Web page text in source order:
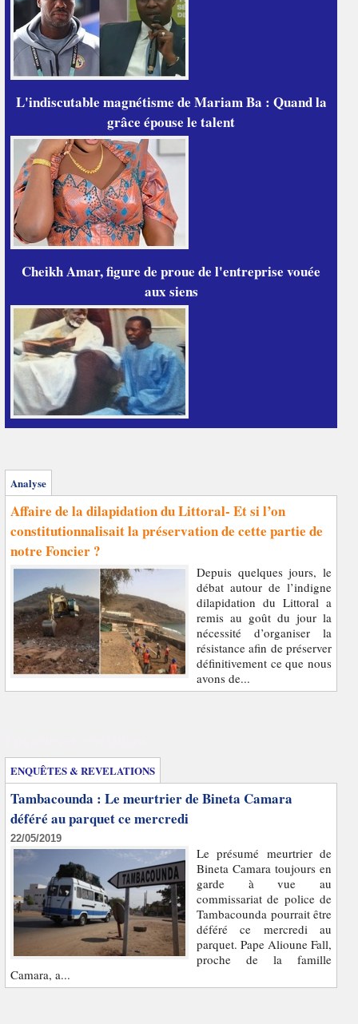
L'indiscutable magnétisme de Mariam Ba : Quand la
grâce épouse le talent
Cheikh Amar, figure de proue de l'entreprise vouée
aux siens
Analyse
Affaire de la dilapidation du Littoral- Et si l’on
constitutionnalisait la préservation de cette partie de
notre Foncier ?
Depuis quelques jours, le
débat autour de l’indigne
dilapidation du Littoral a
remis au goût du jour la
nécessité d’organiser la
résistance afin de préserver
définitivement ce que nous
avons de...
ENQUÊTES & REVELATIONS
Tambacounda : Le meurtrier de Bineta Camara
déféré au parquet ce mercredi
22/05/2019
Le présumé meurtrier de
Bineta Camara toujours en
garde à vue au
commissariat de police de
Tambacounda pourrait être
déféré ce mercredi au
parquet. Pape Alioune Fall,
proche de la famille
Camara, a...